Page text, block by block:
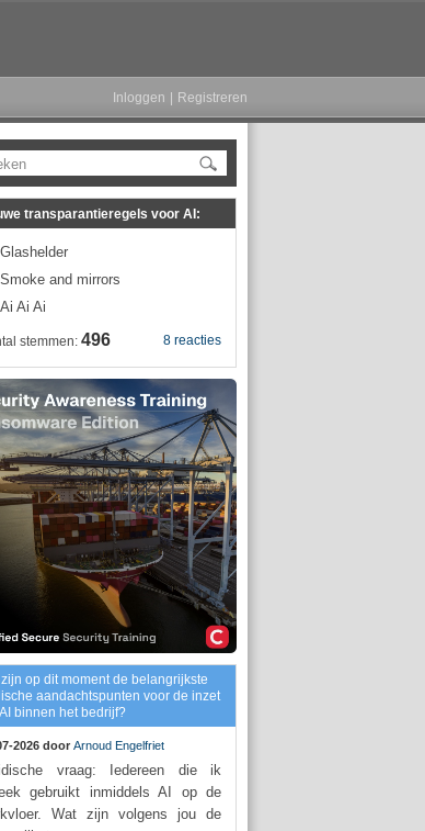
Inloggen Registreren
transparantieregels voor AI:
Glashelder
Smoke and mirrors
Ai Ai Ai
8 reacties
stemmen: 496
op dit moment de belangrijkste
aandachtspunten voor de inzet
binnen het bedrijf?
2026 door Arnoud Engelfriet
vraag: Iedereen die ik
gebruikt inmiddels AI op de
Wat zijn volgens jou de